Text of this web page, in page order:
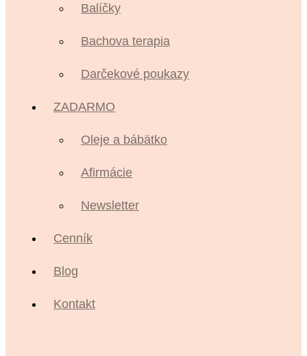
Balíčky
Bachova terapia
Darčekové poukazy
ZADARMO
Oleje a bábätko
Afirmácie
Newsletter
Cenník
Blog
Kontakt